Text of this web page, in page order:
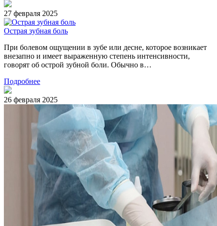
27 февраля 2025
Острая зубная боль
При болевом ощущении в зубе или десне, которое возникает
внезапно и имеет выраженную степень интенсивности,
говорят об острой зубной боли. Обычно в…
Подробнее
26 февраля 2025